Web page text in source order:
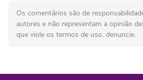
Os comentários são de
autores e não representam a opinião
que viole os termos de uso, denuncie.